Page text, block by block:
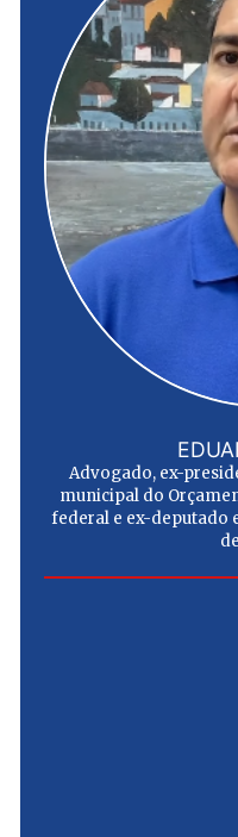
Advogado, ex-
municipal do
federal e ex-deputado